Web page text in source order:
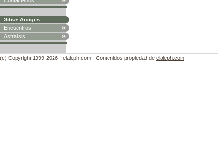
Sitios Amigos
Encuentros
Astralisis
(c) Copyright 1999-2026 - elaleph.com - Contenidos propiedad de elaleph.com